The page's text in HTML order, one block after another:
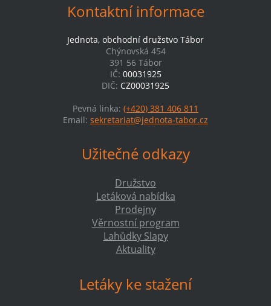
Kontaktní informace
Jednota, obchodní družstvo Tábor
Chýnovská 454
391 56 Tábor
IČ: 00031925
DIČ: CZ00031925
Pevná linka: (+420) 381 406 811
Email: sekretariat@jednota-tabor.cz
Užitečné odkazy
Družstvo
Letáková nabídka
Prodejny
Věrnostní program
Lahůdky Slapy
Aktuality
Letáky ke stažení